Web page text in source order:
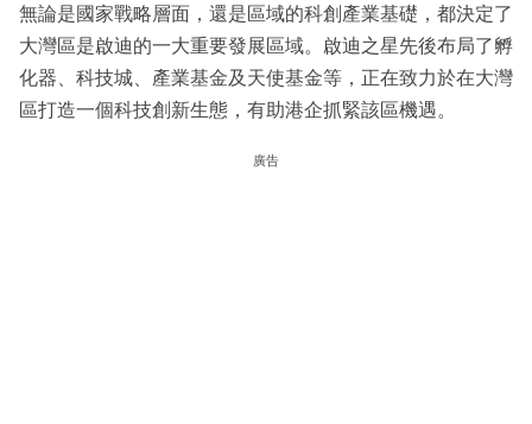
無論是國家戰略層面，還是區域的科創產業基礎，都決定了
大灣區是啟迪的一大重要發展區域。啟迪之星先後布局了孵
化器、科技城、產業基金及天使基金等，正在致力於在大灣
區打造一個科技創新生態，有助港企抓緊該區機遇。
廣告